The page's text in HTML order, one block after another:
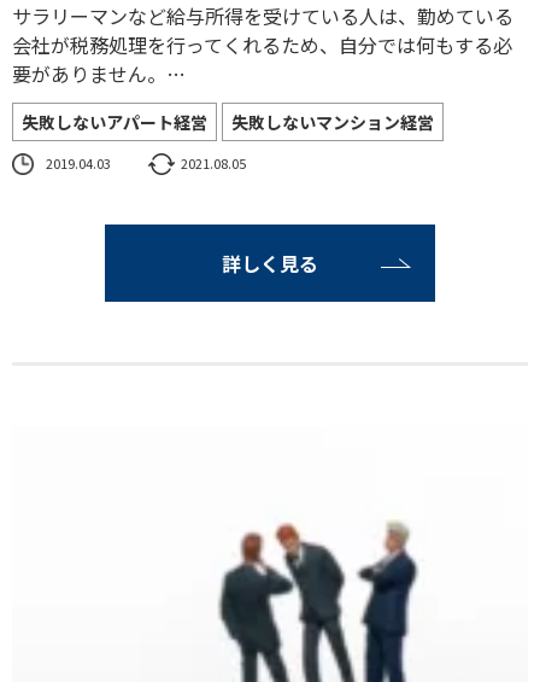
サラリーマンなど給与所得を受けている人は、勤めている
会社が税務処理を行ってくれるため、自分では何もする必
要がありません。…
失敗しないアパート経営 失敗しないマンション経営
2019.04.03 2021.08.05
詳しく見る